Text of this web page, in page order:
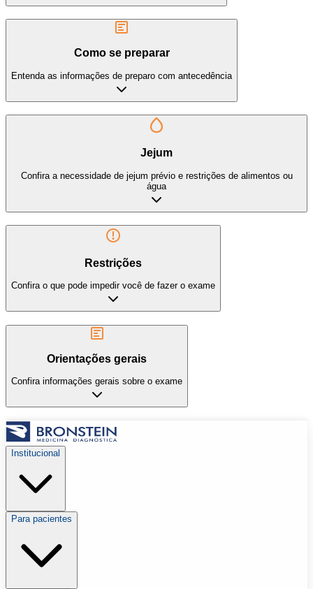
Como se preparar
Entenda as informações de preparo com antecedência
Jejum
Confira a necessidade de jejum prévio e restrições de alimentos ou
água
Restrições
Confira o que pode impedir você de fazer o exame
Orientações gerais
Confira informações gerais sobre o exame
Institucional
Para pacientes